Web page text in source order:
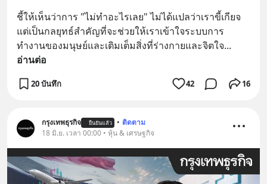
ชี้ให้เห็นว่าการ "ไม่ทำอะไรเลย" ไม่ได้แปลว่าเราขี้เกียจ
แต่เป็นกลยุทธ์สำคัญที่จะช่วยให้เราเข้าใจระบบการ
ทำงานของมนุษย์และเติมเต็มสิ่งที่ร่างกายและจิตใจ
อ่านต่อ
20 บันทึก 42 16
กรุงเทพธุรกิจ ยืนยันแล้ว • ติดตาม
18 มิ.ย. เวลา 00:00 • หุ้น & เศรษฐกิจ